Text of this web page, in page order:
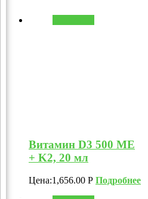
Витамин D3 500 МЕ
+ K2, 20 мл
Цена:1,656.00 Р Подробнее